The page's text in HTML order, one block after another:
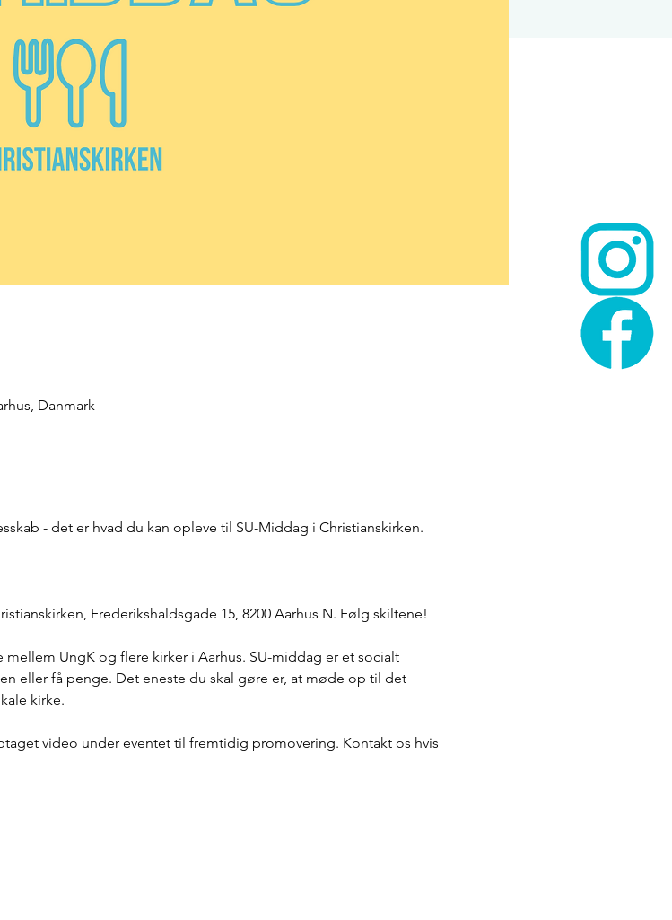
Danmark
- det er hvad du kan opleve til SU-Middag i Christianskirken.
Frederikshaldsgade 15, 8200 Aarhus N. Følg skiltene!
UngK og flere kirker i Aarhus. SU-middag er et socialt
eller få penge. Det eneste du skal gøre er, at møde op til det
kirke.
video under eventet til fremtidig promovering. Kontakt os hvis